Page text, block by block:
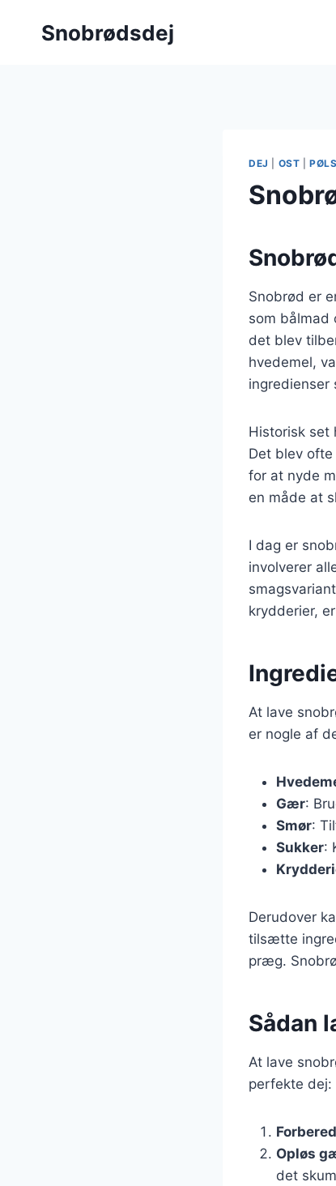
Snobrødsdej
DEJ OST |
Snobrød er
som bålmad
det blev
hvedemel,
ingredienser
Historisk set
Det blev
for at nyde
en måde at
I dag er
involverer
krydderier,
At lave
er nogle af
Gær:
Smør:
Sukker:
Derudover
tilsætte
præg.
Sådan
At lave
perfekte dej:
Opløs
det